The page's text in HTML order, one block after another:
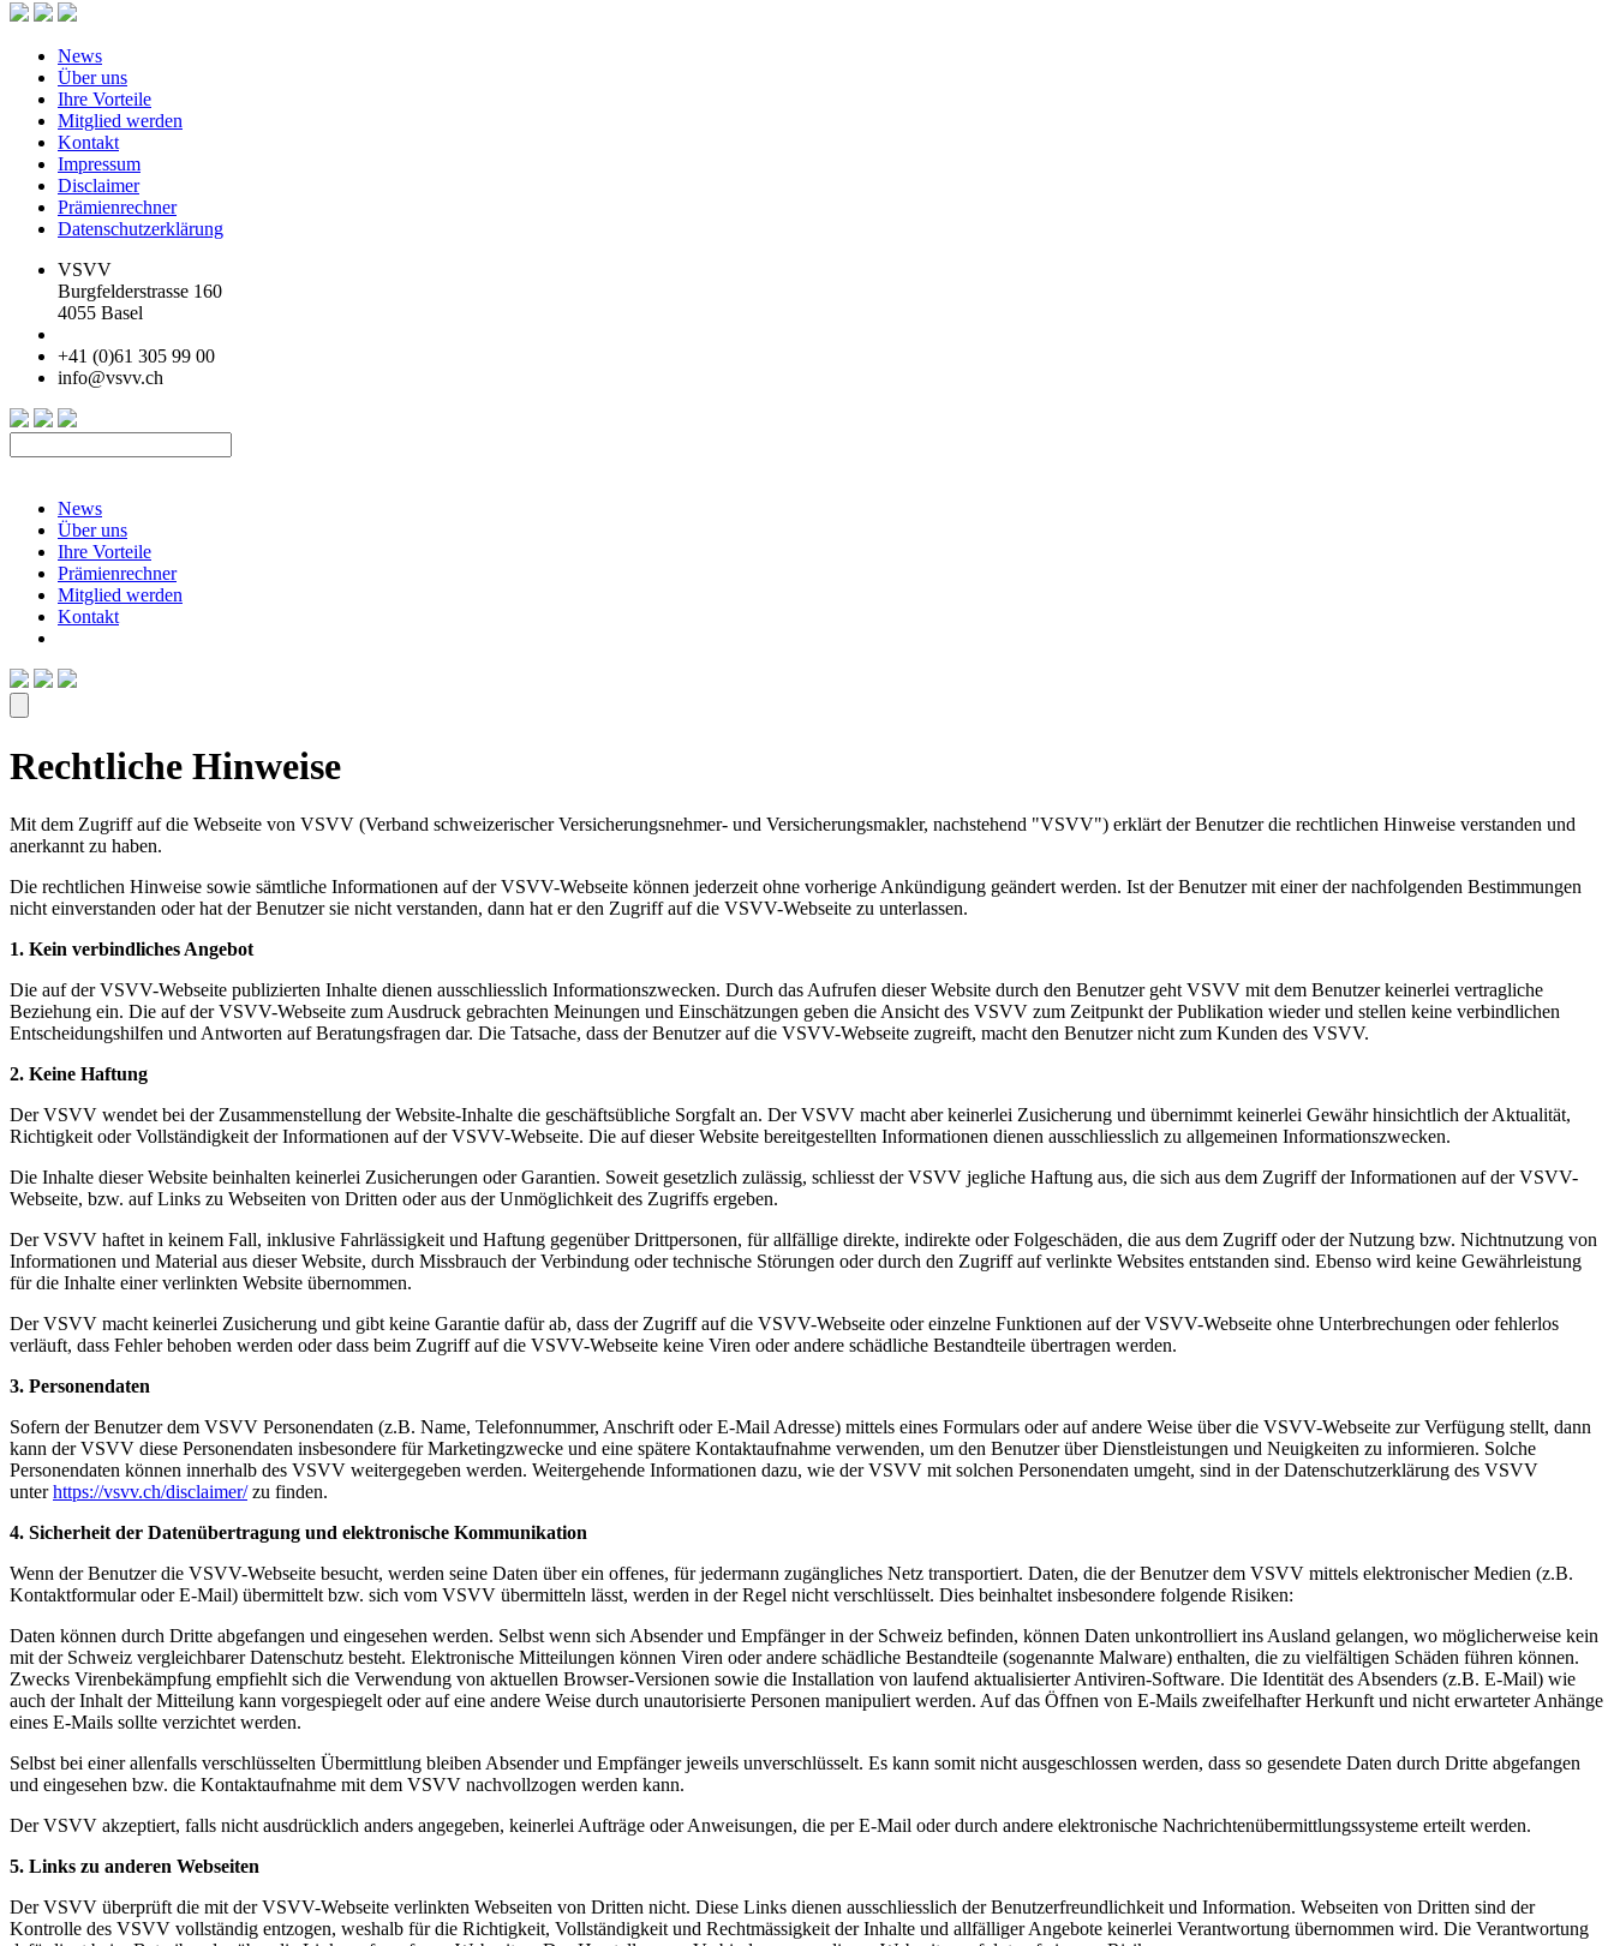
News
Über uns
Ihre Vorteile
Mitglied werden
Kontakt
Impressum
Disclaimer
Prämienrechner
Datenschutzerklärung
VSVV
Burgfelderstrasse 160
4055 Basel
+41 (0)61 305 99 00
info@vsvv.ch
News
Über uns
Ihre Vorteile
Prämienrechner
Mitglied werden
Kontakt
Rechtliche Hinweise
Mit dem Zugriff auf die Webseite von VSVV (Verband schweizerischer Versicherungsnehmer- und Versicherungsmakler, nachstehend "VSVV") erklärt der Benutzer die rechtlichen Hinweise verstanden und
anerkannt zu haben.
Die rechtlichen Hinweise sowie sämtliche Informationen auf der VSVV-Webseite können jederzeit ohne vorherige Ankündigung geändert werden. Ist der Benutzer mit einer der nachfolgenden Bestimmungen
nicht einverstanden oder hat der Benutzer sie nicht verstanden, dann hat er den Zugriff auf die VSVV-Webseite zu unterlassen.
1. Kein verbindliches Angebot
Die auf der VSVV-Webseite publizierten Inhalte dienen ausschliesslich Informationszwecken. Durch das Aufrufen dieser Website durch den Benutzer geht VSVV mit dem Benutzer keinerlei vertragliche
Beziehung ein. Die auf der VSVV-Webseite zum Ausdruck gebrachten Meinungen und Einschätzungen geben die Ansicht des VSVV zum Zeitpunkt der Publikation wieder und stellen keine verbindlichen
Entscheidungshilfen und Antworten auf Beratungsfragen dar. Die Tatsache, dass der Benutzer auf die VSVV-Webseite zugreift, macht den Benutzer nicht zum Kunden des VSVV.
2. Keine Haftung
Der VSVV wendet bei der Zusammenstellung der Website-Inhalte die geschäftsübliche Sorgfalt an. Der VSVV macht aber keinerlei Zusicherung und übernimmt keinerlei Gewähr hinsichtlich der Aktualität,
Richtigkeit oder Vollständigkeit der Informationen auf der VSVV-Webseite. Die auf dieser Website bereitgestellten Informationen dienen ausschliesslich zu allgemeinen Informationszwecken.
Die Inhalte dieser Website beinhalten keinerlei Zusicherungen oder Garantien. Soweit gesetzlich zulässig, schliesst der VSVV jegliche Haftung aus, die sich aus dem Zugriff der Informationen auf der VSVV-
Webseite, bzw. auf Links zu Webseiten von Dritten oder aus der Unmöglichkeit des Zugriffs ergeben.
Der VSVV haftet in keinem Fall, inklusive Fahrlässigkeit und Haftung gegenüber Drittpersonen, für allfällige direkte, indirekte oder Folgeschäden, die aus dem Zugriff oder der Nutzung bzw. Nichtnutzung von
Informationen und Material aus dieser Website, durch Missbrauch der Verbindung oder technische Störungen oder durch den Zugriff auf verlinkte Websites entstanden sind. Ebenso wird keine Gewährleistung
für die Inhalte einer verlinkten Website übernommen.
Der VSVV macht keinerlei Zusicherung und gibt keine Garantie dafür ab, dass der Zugriff auf die VSVV-Webseite oder einzelne Funktionen auf der VSVV-Webseite ohne Unterbrechungen oder fehlerlos
verläuft, dass Fehler behoben werden oder dass beim Zugriff auf die VSVV-Webseite keine Viren oder andere schädliche Bestandteile übertragen werden.
3. Personendaten
Sofern der Benutzer dem VSVV Personendaten (z.B. Name, Telefonnummer, Anschrift oder E-Mail Adresse) mittels eines Formulars oder auf andere Weise über die VSVV-Webseite zur Verfügung stellt, dann
kann der VSVV diese Personendaten insbesondere für Marketingzwecke und eine spätere Kontaktaufnahme verwenden, um den Benutzer über Dienstleistungen und Neuigkeiten zu informieren. Solche
Personendaten können innerhalb des VSVV weitergegeben werden. Weitergehende Informationen dazu, wie der VSVV mit solchen Personendaten umgeht, sind in der Datenschutzerklärung des VSVV
unterhttps://vsvv.ch/disclaimer/zu finden.
4. Sicherheit der Datenübertragung und elektronische Kommunikation
Wenn der Benutzer die VSVV-Webseite besucht, werden seine Daten über ein offenes, für jedermann zugängliches Netz transportiert. Daten, die der Benutzer dem VSVV mittels elektronischer Medien (z.B.
Kontaktformular oder E-Mail) übermittelt bzw. sich vom VSVV übermitteln lässt, werden in der Regel nicht verschlüsselt. Dies beinhaltet insbesondere folgende Risiken:
Daten können durch Dritte abgefangen und eingesehen werden. Selbst wenn sich Absender und Empfänger in der Schweiz befinden, können Daten unkontrolliert ins Ausland gelangen, wo möglicherweise kein
mit der Schweiz vergleichbarer Datenschutz besteht. Elektronische Mitteilungen können Viren oder andere schädliche Bestandteile (sogenannte Malware) enthalten, die zu vielfältigen Schäden führen können.
Zwecks Virenbekämpfung empfiehlt sich die Verwendung von aktuellen Browser-Versionen sowie die Installation von laufend aktualisierter Antiviren-Software. Die Identität des Absenders (z.B. E-Mail) wie
auch der Inhalt der Mitteilung kann vorgespiegelt oder auf eine andere Weise durch unautorisierte Personen manipuliert werden. Auf das Öffnen von E-Mails zweifelhafter Herkunft und nicht erwarteter Anhänge
eines E-Mails sollte verzichtet werden.
Selbst bei einer allenfalls verschlüsselten Übermittlung bleiben Absender und Empfänger jeweils unverschlüsselt. Es kann somit nicht ausgeschlossen werden, dass so gesendete Daten durch Dritte abgefangen
und eingesehen bzw. die Kontaktaufnahme mit dem VSVV nachvollzogen werden kann.
Der VSVV akzeptiert, falls nicht ausdrücklich anders angegeben, keinerlei Aufträge oder Anweisungen, die per E-Mail oder durch andere elektronische Nachrichtenübermittlungssysteme erteilt werden.
5. Links zu anderen Webseiten
Der VSVV überprüft die mit der VSVV-Webseite verlinkten Webseiten von Dritten nicht. Diese Links dienen ausschliesslich der Benutzerfreundlichkeit und Information. Webseiten von Dritten sind der
Kontrolle des VSVV vollständig entzogen, weshalb für die Richtigkeit, Vollständigkeit und Rechtmässigkeit der Inhalte und allfälliger Angebote keinerlei Verantwortung übernommen wird. Die Verantwortung